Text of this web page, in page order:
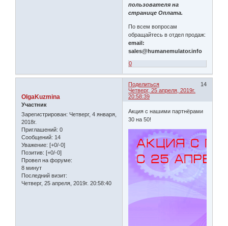
пользователя на
странице Оплата.
По всем вопросам
обращайтесь в отдел продаж:
email:
sales@humanemulator.info
0
Поделиться
14
Четверг, 25 апреля, 2019г.
20:58:39
OlgaKuzmina
Участник
Зарегистрирован: Четверг, 4 января,
2018г.
Приглашений: 0
Сообщений: 14
Уважение: [+0/-0]
Позитив: [+0/-0]
Провел на форуме:
8 минут
Последний визит:
Четверг, 25 апреля, 2019г. 20:58:40
Акция с нашими партнёрами
30 на 50!